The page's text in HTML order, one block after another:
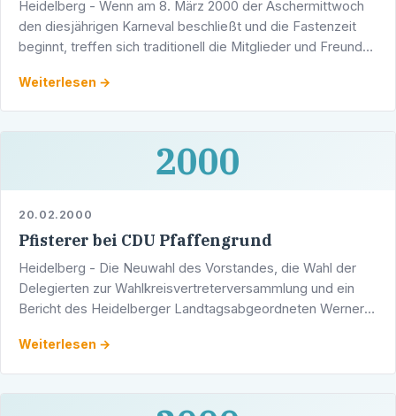
Heidelberg - Wenn am 8. März 2000 der Aschermittwoch
den diesjährigen Karneval beschließt und die Fastenzeit
beginnt, treffen sich traditionell die Mitglieder und Freunde
Weiterlesen →
2000
20.02.2000
Pfisterer bei CDU Pfaffengrund
Heidelberg - Die Neuwahl des Vorstandes, die Wahl der
Delegierten zur Wahlkreisvertreterversammlung und ein
Bericht des Heidelberger Landtagsabgeordneten Werner
Weiterlesen →